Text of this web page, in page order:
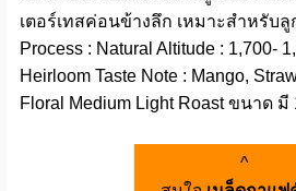
เตอร์เทสค่อนข้างลึก เหมาะสำหรับ
Process : Natural Altitude : 1,700-
Heirloom Taste Note : Mango,
Floral Medium Light Roast ขนาด
^